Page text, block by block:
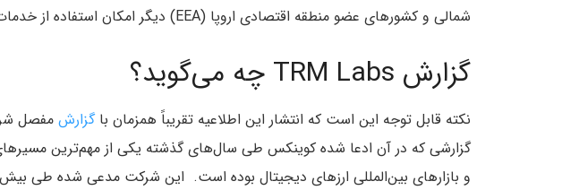
شمالی و کشورهای عضو منطقه اقتصادی اروپا (EEA) دیگر امکان استفاده از خدمات این صرافی را نخواهند داشت.
گزارش TRM Labs چه می‌گوید؟
نکته قابل توجه این است که انتشار این اطلاعیه تقریباً همزمان باگزارشمفصل
گزارشی که در آن ادعا شده کوینکس طی سال‌های گذشته یکی از مهم‌ترین
و بازارهای بین‌المللی ارزهای دیجیتال بوده است. این شرکت مدعی شده طی